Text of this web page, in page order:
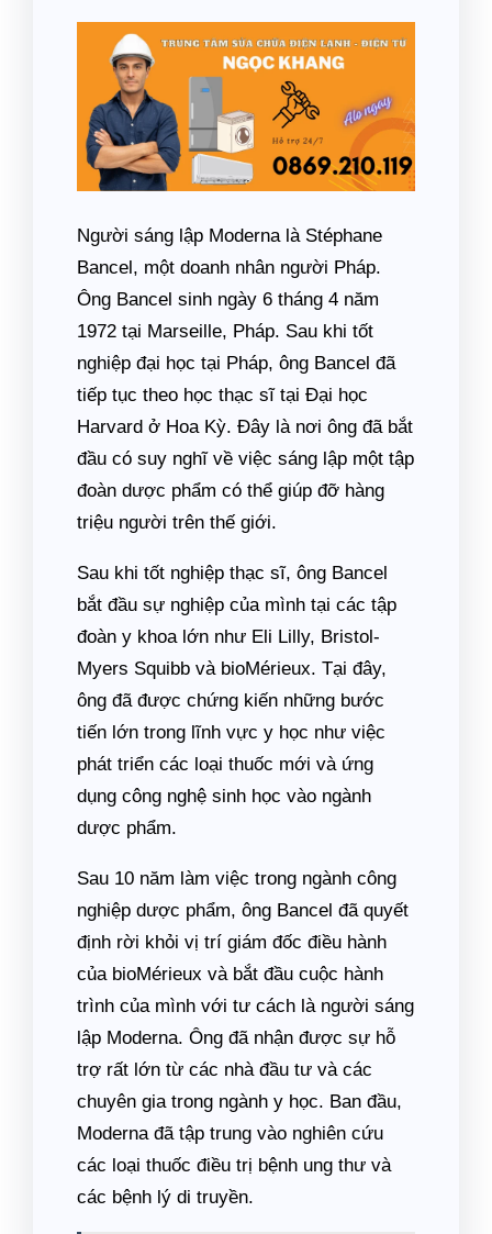
Người sáng lập Moderna là Stéphane
Bancel, một doanh nhân người Pháp.
Ông Bancel sinh ngày 6 tháng 4 năm
1972 tại Marseille, Pháp. Sau khi tốt
nghiệp đại học tại Pháp, ông Bancel đã
tiếp tục theo học thạc sĩ tại Đại học
Harvard ở Hoa Kỳ. Đây là nơi ông đã bắt
đầu có suy nghĩ về việc sáng lập một tập
đoàn dược phẩm có thể giúp đỡ hàng
triệu người trên thế giới.
Sau khi tốt nghiệp thạc sĩ, ông Bancel
bắt đầu sự nghiệp của mình tại các tập
đoàn y khoa lớn như Eli Lilly, Bristol-
Myers Squibb và bioMérieux. Tại đây,
ông đã được chứng kiến những bước
tiến lớn trong lĩnh vực y học như việc
phát triển các loại thuốc mới và ứng
dụng công nghệ sinh học vào ngành
dược phẩm.
Sau 10 năm làm việc trong ngành công
nghiệp dược phẩm, ông Bancel đã quyết
định rời khỏi vị trí giám đốc điều hành
của bioMérieux và bắt đầu cuộc hành
trình của mình với tư cách là người sáng
lập Moderna. Ông đã nhận được sự hỗ
trợ rất lớn từ các nhà đầu tư và các
chuyên gia trong ngành y học. Ban đầu,
Moderna đã tập trung vào nghiên cứu
các loại thuốc điều trị bệnh ung thư và
các bệnh lý di truyền.